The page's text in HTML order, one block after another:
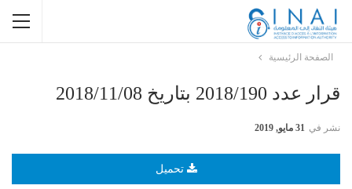
الصفحة الرئيسية
قرار عدد 2018/190 بتاريخ 2018/11/08
نشر في 31 مايو, 2019
تحميل